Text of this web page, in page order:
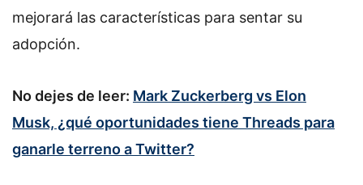
mejorará las características para sentar su
adopción.
No dejes de leer: Mark Zuckerberg vs Elon
Musk, ¿qué oportunidades tiene Threads para
ganarle terreno a Twitter?